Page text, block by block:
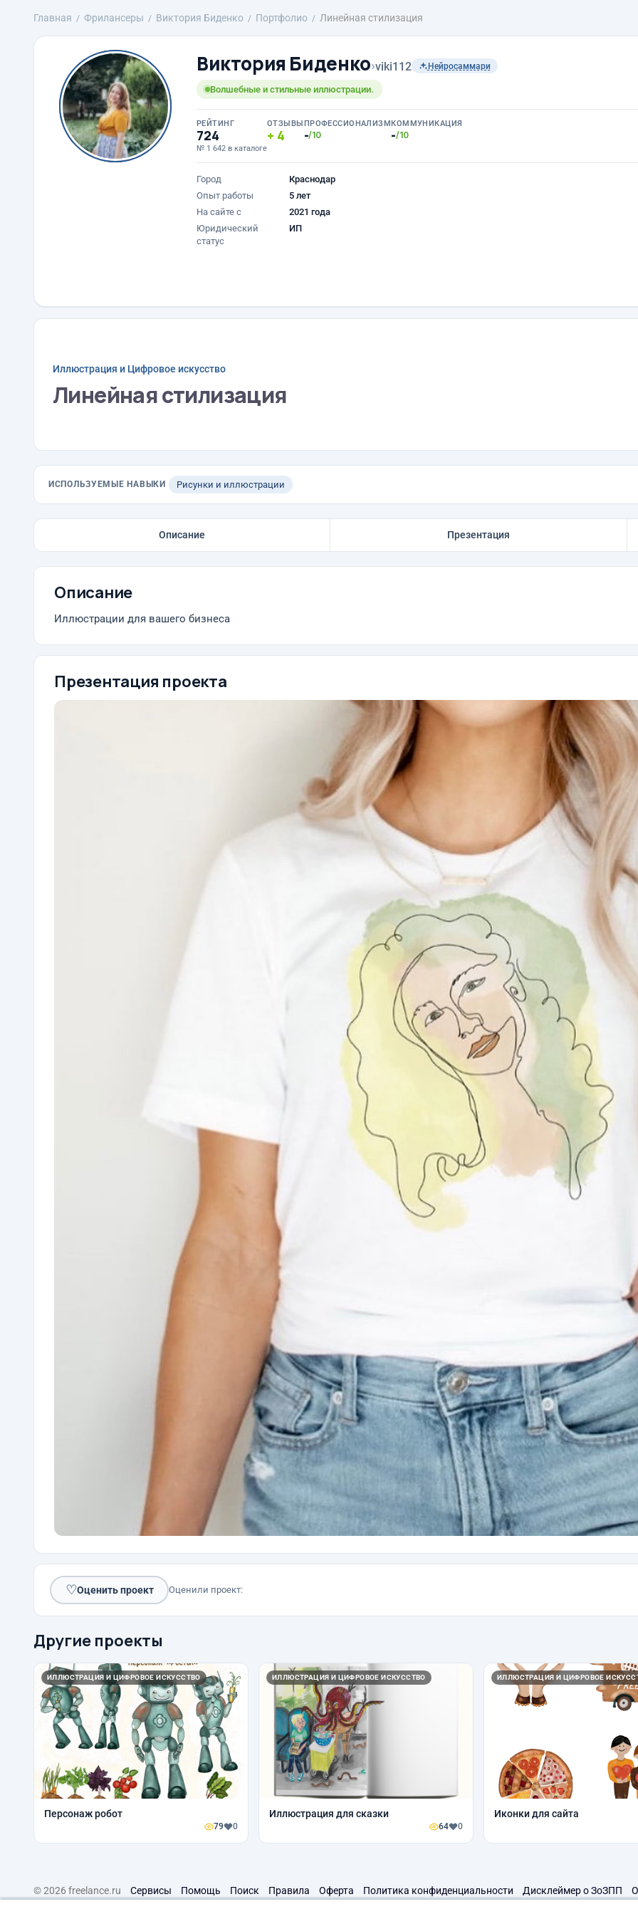
Главная Фрилансеры Виктория Биденко Портфолио Линейная стилизация
Виктория Биденко›viki112 Нейросаммари
Волшебные и стильные иллюстрации.
РЕЙТИНГ
724
№ 1 642 в каталоге
ОТЗЫВЫ
4
ПРОФЕССИОНАЛИЗМ
-/10
КОММУНИКАЦИЯ
-/10
Город
Краснодар
Опыт работы
5 лет
На сайте с
2021 года
Юридический
статус
ИП
Иллюстрация и Цифровое искусство
Линейная стилизация
ИСПОЛЬЗУЕМЫЕ НАВЫКИ Рисунки и иллюстрации
Описание Презентация
Описание
Иллюстрации для вашего бизнеса
Презентация проекта
♡Оценить проект Оценили проект:
Другие проекты
ИЛЛЮСТРАЦИЯ И ЦИФРОВОЕ ИСКУССТВО
Персонаж робот
79 0
ИЛЛЮСТРАЦИЯ И ЦИФРОВОЕ ИСКУССТВО
Иллюстрация для сказки
64 0
ИЛЛЮСТРАЦИЯ И ЦИФРОВОЕ
Иконки для сайта
© 2026 freelance.ru Сервисы Помощь Поиск Правила Оферта Политика конфиденциальности Дисклеймер о ЗоЗПП